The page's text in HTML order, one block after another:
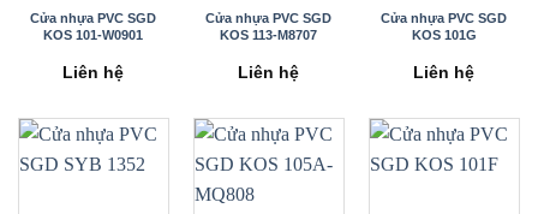
Cửa nhựa PVC SGD
KOS 101-W0901
Liên hệ
Cửa nhựa PVC SGD
KOS 113-M8707
Liên hệ
Cửa nhựa PVC SGD
KOS 101G
Liên hệ